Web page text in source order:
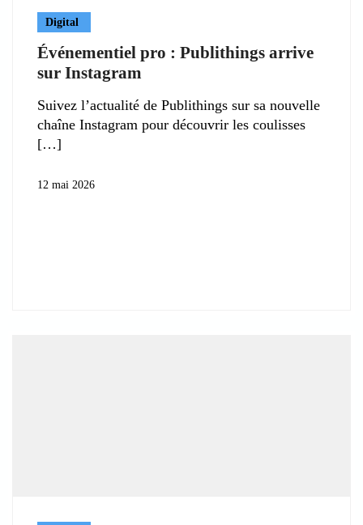
Digital
Événementiel pro : Publithings arrive
sur Instagram
Suivez l’actualité de Publithings sur sa nouvelle
chaîne Instagram pour découvrir les coulisses
12 mai 2026